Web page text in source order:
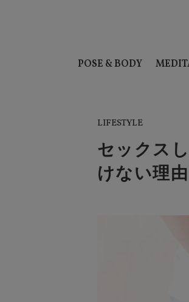
POSE & BODY
LIFESTYLE
セックス
けない理